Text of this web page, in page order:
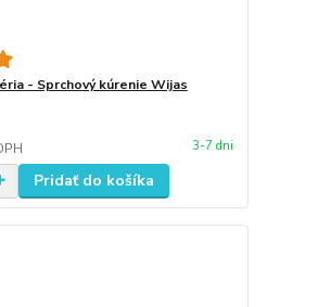
- Sprchový kúrenie Wijas
3-7 dni
Pridať do košíka